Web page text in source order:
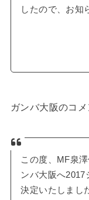
したので、お知
ガンバ大阪のコ
この度、MF泉
ンバ大阪へ
決定いたしまし